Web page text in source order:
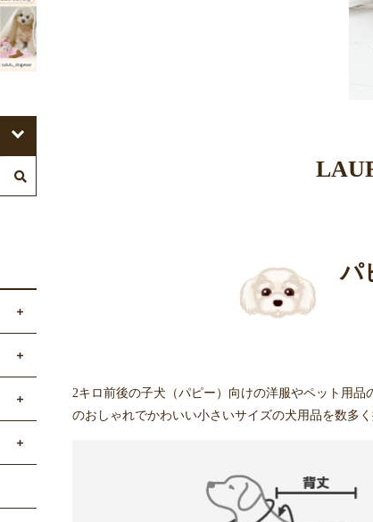
パ
2キロ前後の子犬（パピー）向けの洋服やペット用品
のおしゃれでかわいい小さいサイズの犬用品を数多く